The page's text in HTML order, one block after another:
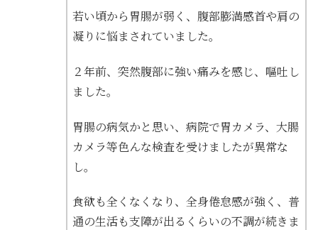
若い頃から胃腸が弱く、腹部膨満感首や肩の
凝りに悩まされていました。
２年前、突然腹部に強い痛みを感じ、嘔吐し
ました。
胃腸の病気かと思い、病院で胃カメラ、大腸
カメラ等色んな検査を受けましたが異常な
し。
食欲も全くなくなり、全身倦怠感が強く、普
通の生活も支障が出るくらいの不調が続きま